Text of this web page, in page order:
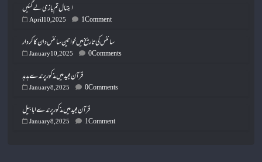
ابتہال تم بازی لے گئیں
April 10, 2025 1 Comment
سائنس کی تاریخ میں خواتین سائنس دان کا کردار
January 10, 2025 0 Comments
قرآن مجید میں مذکور پرندے ہدہد
January 8, 2025 0 Comments
قرآن مجید میں مذکور پرندے ابابیل
January 8, 2025 1 Comment